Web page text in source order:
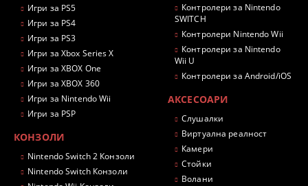
Игри за PS5
Игри за PS4
Игри за PS3
Игри за Xbox Series X
Игри за XBOX One
Игри за XBOX 360
Игри за Nintendo Wii
Игри за PSP
КОНЗОЛИ
Nintendo Switch 2 Конзоли
Nintendo Switch Конзоли
Контролери за Nintendo
SWITCH
Контролери Nintendo Wii
Контролери за Nintendo
Wii U
Контролери за Android/iOS
АКСЕСОАРИ
Слушалки
Виртуална реалност
Камери
Стойки
Волани